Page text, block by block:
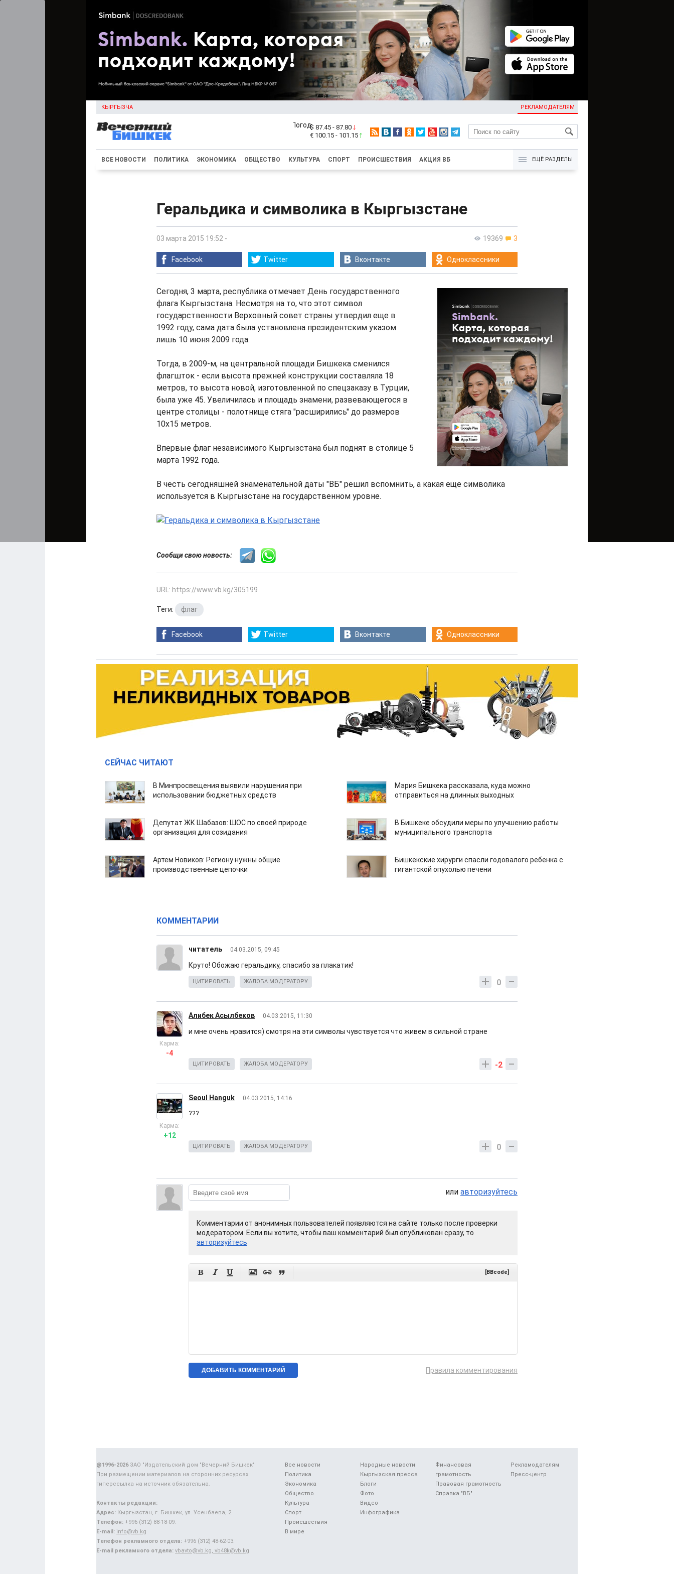
КЫРГЫЗЧА РЕКЛАМОДАТЕЛЯМ
KG
$ 87.45 - 87.80
€ 100.15 - 101.15
ВСЕ НОВОСТИ ПОЛИТИКА ЭКОНОМИКА ОБЩЕСТВО КУЛЬТУРА СПОРТ ПРОИСШЕСТВИЯ АКЦИЯ ВБ ЕЩЁ РАЗДЕЛЫ
Геральдика и символика в Кыргызстане
19369 3
03 марта 2015 19:52 -
Facebook Twitter Вконтакте Одноклассники
Сегодня, 3 марта, республика отмечает День государственного
флага Кыргызстана. Несмотря на то, что этот символ
государственности Верховный совет страны утвердил еще в
1992 году, сама дата была установлена президентским указом
лишь 10 июня 2009 года.
Тогда, в 2009-м, на центральной площади Бишкека сменился
флагшток - если высота прежней конструкции составляла 18
метров, то высота новой, изготовленной по спецзаказу в Турции,
была уже 45. Увеличилась и площадь знамени, развевающегося в
центре столицы - полотнище стяга "расширились" до размеров
10х15 метров.
Впервые флаг независимого Кыргызстана был поднят в столице 5
марта 1992 года.
В честь сегодняшней знаменательной даты "ВБ" решил вспомнить, а какая еще символика
используется в Кыргызстане на государственном уровне.
Сообщи свою новость:
URL: https://www.vb.kg/305199
Теги: флаг
Facebook Twitter Вконтакте Одноклассники
СЕЙЧАС ЧИТАЮТ
В Минпросвещения выявили нарушения при
использовании бюджетных средств
Мэрия Бишкека рассказала, куда можно
отправиться на длинных выходных
Депутат ЖК Шабазов: ШОС по своей природе
организация для созидания
В Бишкеке обсудили меры по улучшению работы
муниципального транспорта
Артем Новиков: Региону нужны общие
производственные цепочки
Бишкекские хирурги спасли годовалого ребенка с
гигантской опухолью печени
КОММЕНТАРИИ
читатель 04.03.2015, 09:45
Круто! Обожаю геральдику, спасибо за плакатик!
0
ЦИТИРОВАТЬ ЖАЛОБА МОДЕРАТОРУ
Алибек Асылбеков 04.03.2015, 11:30
Карма:
-4
и мне очень нравится) смотря на эти символы чувствуется что живем в сильной стране
-2
ЦИТИРОВАТЬ ЖАЛОБА МОДЕРАТОРУ
Seoul Hanguk 04.03.2015, 14:16
Карма:
+12
???
0
ЦИТИРОВАТЬ ЖАЛОБА МОДЕРАТОРУ
или авторизуйтесь
Комментарии от анонимных пользователей появляются на сайте только после проверки
модератором. Если вы хотите, чтобы ваш комментарий был опубликован сразу, то
авторизуйтесь
      [BBcode]
Правила комментирования
Все новости
Политика
Экономика
Общество
Культура
Спорт
Происшествия
В мире
Народные новости
Кыргызская пресса
Блоги
Фото
Видео
Инфографика
Финансовая
грамотность
Правовая грамотность
Справка "ВБ"
Рекламодателям
Пресс-центр
@1996-2026ЗАО "Издательский дом "Вечерний Бишкек"
При размещении материалов на сторонних ресурсах
гиперссылка на источник обязательна.
Контакты редакции:
Адрес: Кыргызстан, г. Бишкек, ул. Усенбаева, 2.
Телефон: +996 (312) 88-18-09.
E-mail: info@vb.kg
Телефон рекламного отдела: +996 (312) 48-62-03.
E-mail рекламного отдела: vbavto@vb.kg, vb48k@vb.kg